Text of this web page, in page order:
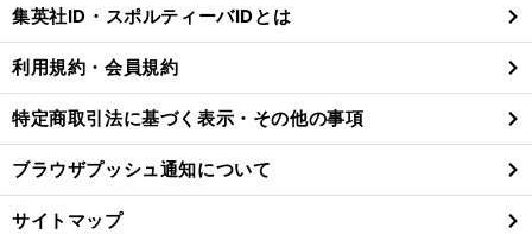
る
集英社ID・スポルティーバIDとは
利用規約・会員規約
特定商取引法に基づく表示・その他の事項
ブラウザプッシュ通知について
サイトマップ